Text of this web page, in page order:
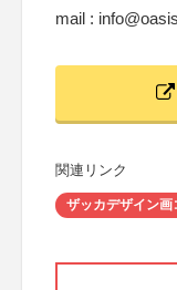
mail :
関連リンク
ザッカデザイン